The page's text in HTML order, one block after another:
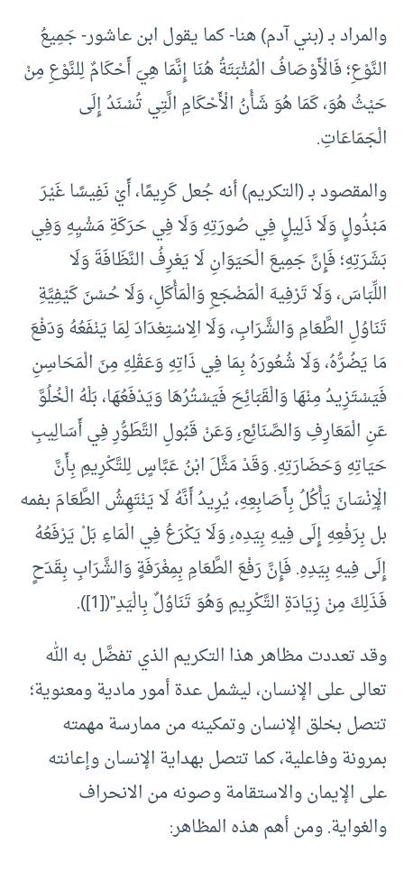
والمراد بـ (بني آدم) هنا- كما يقول ابن عاشور- جَمِيعُ
النَّوْعِ؛ فَالْأَوْصَافُ الْمُثْبَتَةُ هُنَا إِنَّمَا هِيَ أَحْكَامٌ لِلنَّوْعِ مِنْ
حَيْثُ هُوَ، كَمَا هُوَ شَأْنُ الْأَحْكَامِ الَّتِي تُسْنَدُ إِلَى
الْجَمَاعَاتِ.
والمقصود بـ (التكريم) أنه جُعل كَرِيمًا، أَيْ نَفِيسًا غَيْرَ
مَبْذُولٍ وَلَا ذَلِيلٍ فِي صُورَتِهِ وَلَا فِي حَرَكَةِ مَشْيِهِ وَفِي
بَشَرَتِهِ؛ فَإِنَّ جَمِيعَ الْحَيَوَانِ لَا يَعْرِفُ النَّظَافَةَ وَلَا
اللِّبَاسَ، وَلَا تَرْفِيهَ الْمَضْجَعِ وَالْمَأْكَلِ، وَلَا حُسْنَ كَيْفِيَّةِ
تَنَاوُلِ الطَّعَامِ وَالشَّرَابِ، وَلَا الِاسْتِعْدَادَ لِمَا يَنْفَعُهُ وَدَفْعَ
مَا يَضُرُّهُ، وَلَا شُعُورَهُ بِمَا فِي ذَاتِهِ وَعَقْلِهِ مِنَ الْمَحَاسِنِ
فَيَسْتَزِيدُ مِنْهَا وَالْقَبَائِحَ فَيَسْتُرُهَا وَيَدْفَعُهَا، بَلْهُ الْخُلُوَّ
عَنِ الْمَعَارِفِ وَالصَّنَائِع،ِ وَعَنْ قَبُولِ التَّطَوُّرِ فِي أَسَالِيبِ
حَيَاتِهِ وَحَضَارَتِهِ. وَقَدْ مَثَّلَ ابْنُ عَبَّاسٍ لِلتَّكْرِيمِ بِأَنَّ
الْإِنْسَانَ يَأْكُلُ بِأَصَابِعِهِ، يُرِيدُ أَنَّهُ لَا يَنْتَهِشُ الطَّعَامَ بفمه
بل بِرَفْعِهِ إِلَى فِيهِ بِيَدِه،ِ وَلَا يَكْرَعُ فِي الْمَاءِ بَلْ يَرْفَعُهُ
إِلَى فِيهِ بِيَدِهِ. فَإِنَّ رَفْعَ الطَّعَامِ بِمِغْرَفَةٍ وَالشَّرَابِ بِقَدَحٍ
فَذَلِكَ مِنْ زِيَادَةِ التَّكْرِيمِ وَهُوَ تَنَاوُلٌ بِالْيَدِ”([1]).
وقد تعددت مظاهر هذا التكريم الذي تفضَّل به الله
تعالى على الإنسان، ليشمل عدة أمور مادية ومعنوية؛
تتصل بخلق الإنسان وتمكينه من ممارسة مهمته
بمرونة وفاعلية، كما تتصل بهداية الإنسان وإعانته
على الإيمان والاستقامة وصونه من الانحراف
والغواية. ومن أهم هذه المظاهر: